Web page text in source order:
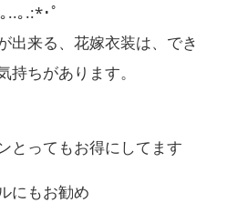
｡.:*･ﾟ
出来る、花嫁衣装は、でき
持ちがあります。
とってもお得にしてます
にもお勧め